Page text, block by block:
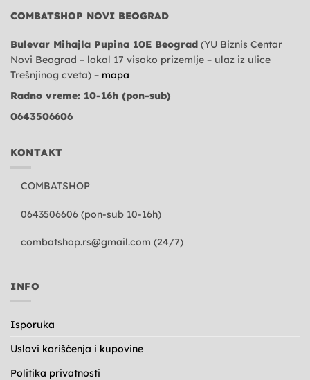
COMBATSHOP NOVI BEOGRAD
Bulevar Mihajla Pupina 10E Beograd (YU Biznis Centar
Novi Beograd – lokal 17 visoko prizemlje – ulaz iz ulice
Trešnjinog cveta) – mapa
Radno vreme: 10-16h (pon-sub)
0643506606
KONTAKT
COMBATSHOP
0643506606 (pon-sub 10-16h)
combatshop.rs@gmail.com (24/7)
INFO
Isporuka
Uslovi korišćenja i kupovine
Politika privatnosti